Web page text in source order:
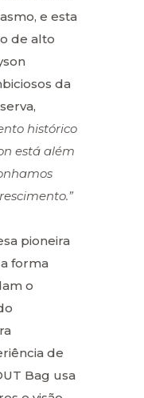
e esta
de alto
da
histórico
está além
pioneira
forma
o
de
Bag usa